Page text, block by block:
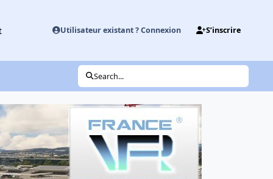
Utilisateur existant ? Connexion S’inscrire
Search...